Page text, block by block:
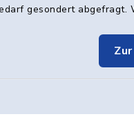
gesondert abgefragt.